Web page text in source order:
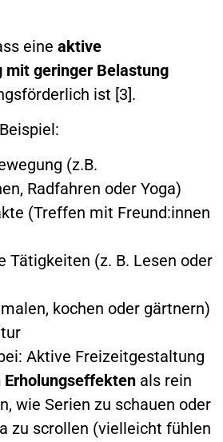
eine aktive
geringer Belastung
ist [3].
(z.B.
Radfahren oder Yoga)
(Treffen mit Freund:innen
Tätigkeiten (z. B. Lesen oder
kochen oder gärtnern)
Aktive Freizeitgestaltung
als rein
wie Serien zu schauen oder
zu scrollen (vielleicht fühlen